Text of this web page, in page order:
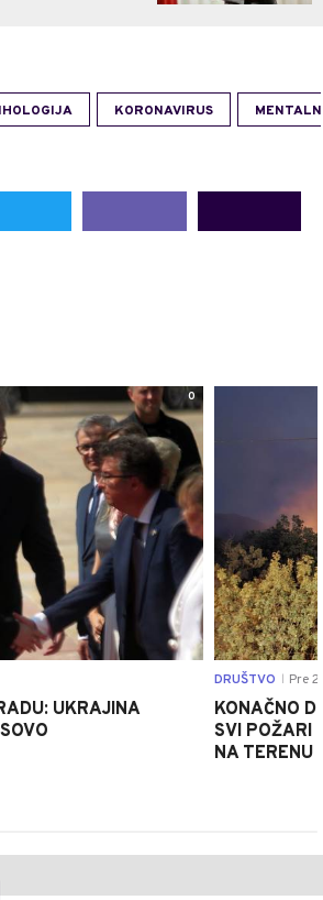
KORONAVIRUS
0
UKRAJINA
DRUŠTVO Pre
KONAČNO
SVI POŽARI
NA TERENU